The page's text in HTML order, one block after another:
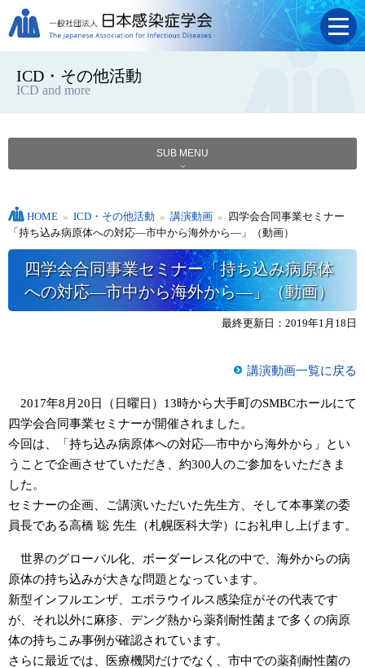
ICD・その他活動
ICD and more
SUB MENU
HOME » ICD・その他活動 » 講演動画 » 四学会合同事業セミナー
「持ち込み病原体への対応―市中から海外から―」（動画）
四学会合同事業セミナー「持ち込み病原体
への対応―市中から海外から―」（動画）
最終更新日：2019年1月18日
講演動画一覧に戻る
2017年8月20日（日曜日）13時から大手町のSMBCホールにて
四学会合同事業セミナーが開催されました。
今回は、「持ち込み病原体への対応―市中から海外から」とい
うことで企画させていただき、約300人のご参加をいただきま
した。
セミナーの企画、ご講演いただいた先生方、そして本事業の委
員長である高橋 聡 先生（札幌医科大学）にお礼申し上げます。
世界のグローバル化、ボーダーレス化の中で、海外からの病
原体の持ち込みが大きな問題となっています。
新型インフルエンザ、エボラウイルス感染症がその代表です
が、それ以外に麻疹、デング熱から薬剤耐性菌まで多くの病原
体の持ちこみ事例が確認されています。
さらに最近では、医療機関だけでなく、市中での薬剤耐性菌の